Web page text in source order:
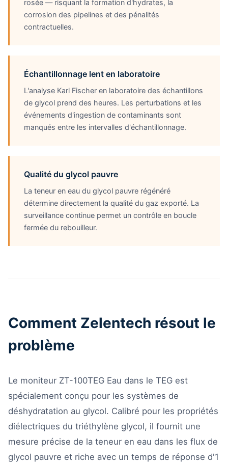
rosée — risquant la formation d'hydrates, la
corrosion des pipelines et des pénalités
contractuelles.
Échantillonnage lent en laboratoire
L'analyse Karl Fischer en laboratoire des échantillons
de glycol prend des heures. Les perturbations et les
événements d'ingestion de contaminants sont
manqués entre les intervalles d'échantillonnage.
Qualité du glycol pauvre
La teneur en eau du glycol pauvre régénéré
détermine directement la qualité du gaz exporté. La
surveillance continue permet un contrôle en boucle
fermée du rebouilleur.
Comment Zelentech résout le
problème
Le moniteur ZT-100TEG Eau dans le TEG est
spécialement conçu pour les systèmes de
déshydratation au glycol. Calibré pour les propriétés
diélectriques du triéthylène glycol, il fournit une
mesure précise de la teneur en eau dans les flux de
glycol pauvre et riche avec un temps de réponse d'1